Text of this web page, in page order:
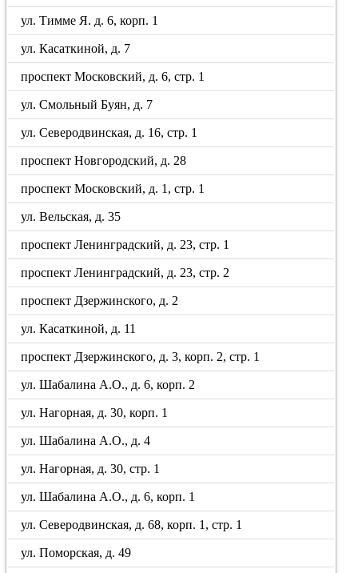
ул. Тимме Я. д. 6, корп. 1
ул. Касаткиной, д. 7
проспект Московский, д. 6, стр. 1
ул. Смольный Буян, д. 7
ул. Северодвинская, д. 16, стр. 1
проспект Новгородский, д. 28
проспект Московский, д. 1, стр. 1
ул. Вельская, д. 35
проспект Ленинградский, д. 23, стр. 1
проспект Ленинградский, д. 23, стр. 2
проспект Дзержинского, д. 2
ул. Касаткиной, д. 11
проспект Дзержинского, д. 3, корп. 2, стр. 1
ул. Шабалина А.О., д. 6, корп. 2
ул. Нагорная, д. 30, корп. 1
ул. Шабалина А.О., д. 4
ул. Нагорная, д. 30, стр. 1
ул. Шабалина А.О., д. 6, корп. 1
ул. Северодвинская, д. 68, корп. 1, стр. 1
ул. Поморская, д. 49